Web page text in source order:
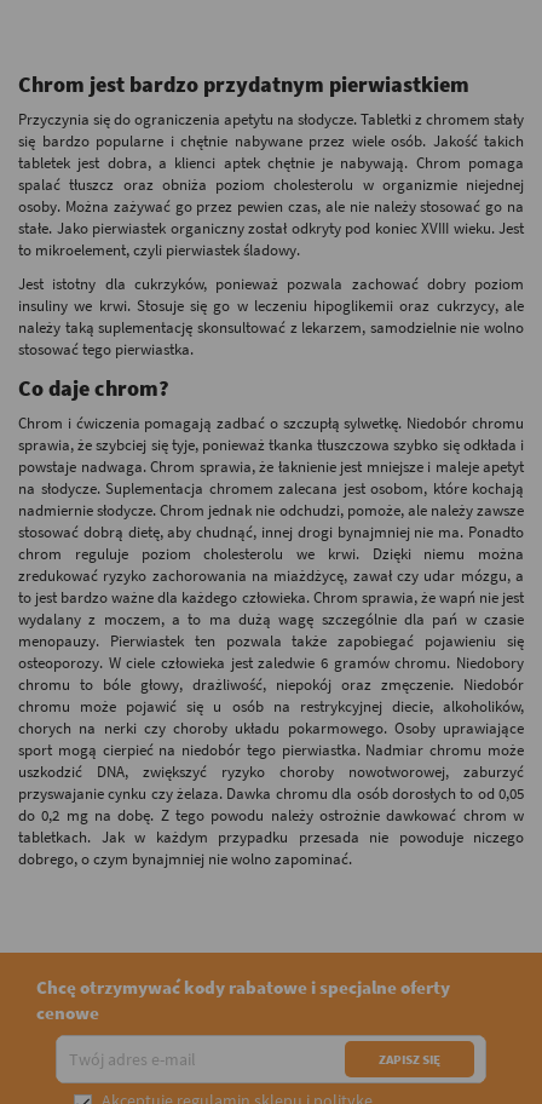
Chrom jest bardzo przydatnym pierwiastkiem
Przyczynia się do ograniczenia apetytu na słodycze. Tabletki z chromem stały
się bardzo popularne i chętnie nabywane przez wiele osób. Jakość takich
tabletek jest dobra, a klienci aptek chętnie je nabywają. Chrom pomaga
spalać tłuszcz oraz obniża poziom cholesterolu w organizmie niejednej
osoby. Można zażywać go przez pewien czas, ale nie należy stosować go na
stałe. Jako pierwiastek organiczny został odkryty pod koniec XVIII wieku. Jest
to mikroelement, czyli pierwiastek śladowy.
Jest istotny dla cukrzyków, ponieważ pozwala zachować dobry poziom
insuliny we krwi. Stosuje się go w leczeniu hipoglikemii oraz cukrzycy, ale
należy taką suplementację skonsultować z lekarzem, samodzielnie nie wolno
stosować tego pierwiastka.
Co daje chrom?
Chrom i ćwiczenia pomagają zadbać o szczupłą sylwetkę. Niedobór chromu
sprawia, że szybciej się tyje, ponieważ tkanka tłuszczowa szybko się odkłada i
powstaje nadwaga. Chrom sprawia, że łaknienie jest mniejsze i maleje apetyt
na słodycze. Suplementacja chromem zalecana jest osobom, które kochają
nadmiernie słodycze. Chrom jednak nie odchudzi, pomoże, ale należy zawsze
stosować dobrą dietę, aby chudnąć, innej drogi bynajmniej nie ma. Ponadto
chrom reguluje poziom cholesterolu we krwi. Dzięki niemu można
zredukować ryzyko zachorowania na miażdżycę, zawał czy udar mózgu, a
to jest bardzo ważne dla każdego człowieka. Chrom sprawia, że wapń nie jest
wydalany z moczem, a to ma dużą wagę szczególnie dla pań w czasie
menopauzy. Pierwiastek ten pozwala także zapobiegać pojawieniu się
osteoporozy. W ciele człowieka jest zaledwie 6 gramów chromu. Niedobory
chromu to bóle głowy, drażliwość, niepokój oraz zmęczenie. Niedobór
chromu może pojawić się u osób na restrykcyjnej diecie, alkoholików,
chorych na nerki czy choroby układu pokarmowego. Osoby uprawiające
sport mogą cierpieć na niedobór tego pierwiastka. Nadmiar chromu może
uszkodzić DNA, zwiększyć ryzyko choroby nowotworowej, zaburzyć
przyswajanie cynku czy żelaza. Dawka chromu dla osób dorosłych to od 0,05
do 0,2 mg na dobę. Z tego powodu należy ostrożnie dawkować chrom w
tabletkach. Jak w każdym przypadku przesada nie powoduje niczego
dobrego, o czym bynajmniej nie wolno zapominać.
Chcę otrzymywać kody rabatowe i specjalne oferty
cenowe